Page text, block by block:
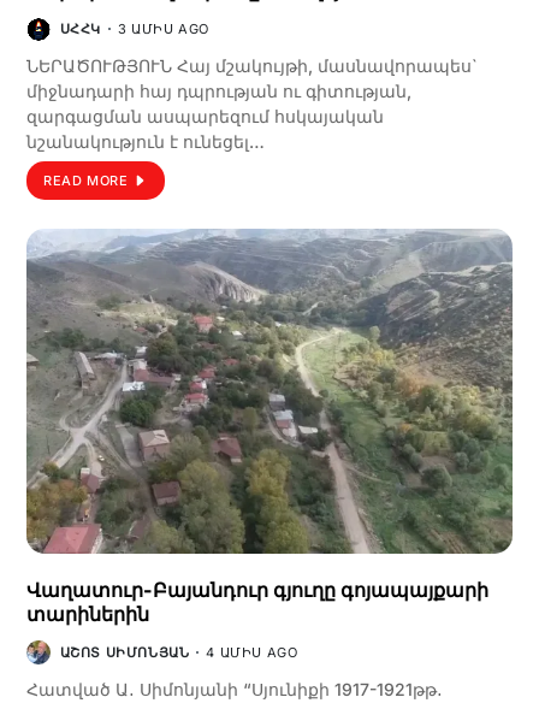
ՍՀՀԿ 3 ԱՄԻՍ AGO
ՆԵՐԱԾՈՒԹՅՈՒՆ Հայ մշակույթի, մասնավորապես`
միջնադարի հայ դպրության ու գիտության,
զարգացման ասպարեզում հսկայական
նշանակություն է ունեցել…
READ MORE
Վաղատուր-Բայանդուր գյուղը գոյապայքարի
տարիներին
ԱՇՈՏ ՍԻՄՈՆՅԱՆ 4 ԱՄԻՍ AGO
Հատված Ա․ Սիմոնյանի “Սյունիքի 1917-1921թթ․